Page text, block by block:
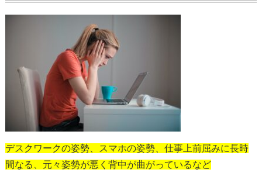
デスクワークの姿勢、スマホの姿勢、仕事上前屈みに長時
間なる、元々姿勢が悪く背中が曲がっているなど